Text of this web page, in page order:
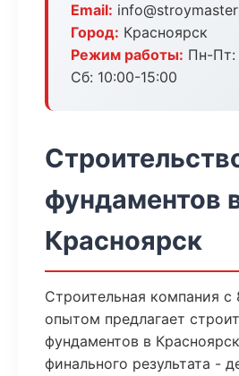
Email:
Город: Красноярск
Режим работы: Пн-Пт:
Сб: 10:00-15:00
фундаментов
Красноярск
Строительная компания с
опытом предлагает
фундаментов в
финального результата -